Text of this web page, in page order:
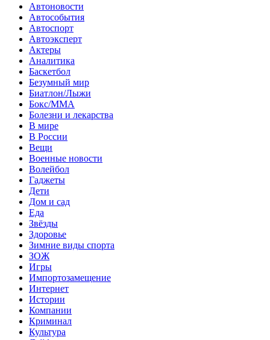
Автоновости
Автособытия
Автоспорт
Автоэксперт
Актеры
Аналитика
Баскетбол
Безумный мир
Биатлон/Лыжи
Бокс/MMA
Болезни и лекарства
В мире
В России
Вещи
Военные новости
Волейбол
Гаджеты
Дети
Дом и сад
Еда
Звёзды
Здоровье
Зимние виды спорта
ЗОЖ
Игры
Импортозамещение
Интернет
Истории
Компании
Криминал
Культура